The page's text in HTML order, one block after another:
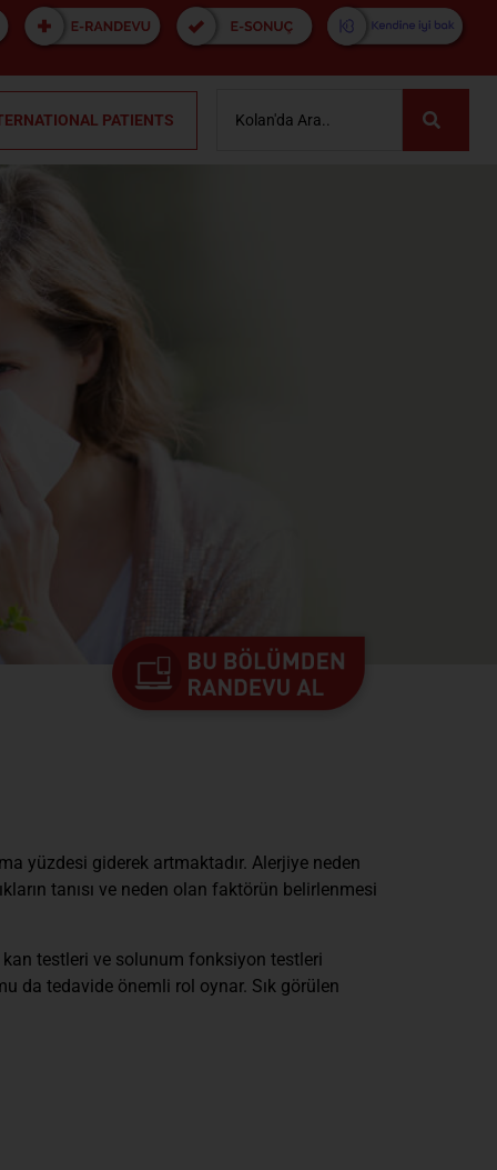
PATIENTS
yüzdesi giderek artmaktadır. Alerjiye neden
tanısı ve neden olan faktörün belirlenmesi
kan testleri ve solunum fonksiyon testleri
da tedavide önemli rol oynar. Sık görülen